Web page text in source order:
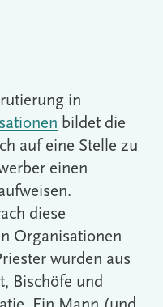
in
bildet die
auf eine Stelle zu
einen
diese
Organisationen
wurden aus
Bischöfe und